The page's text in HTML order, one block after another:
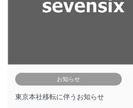
お知らせ
東京本社移転に伴うお知らせ